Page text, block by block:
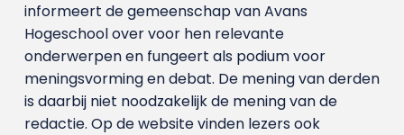
informeert de gemeenschap van Avans
Hogeschool over voor hen relevante
onderwerpen en fungeert als podium voor
meningsvorming en debat. De mening van derden
is daarbij niet noodzakelijk de mening van de
redactie. Op de website vinden lezers ook